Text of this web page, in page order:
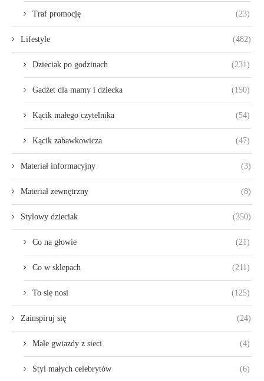
Traf promocję (23)
Lifestyle (482)
Dzieciak po godzinach (231)
Gadżet dla mamy i dziecka (150)
Kącik małego czytelnika (54)
Kącik zabawkowicza (47)
Materiał informacyjny (3)
Materiał zewnętrzny (8)
Stylowy dzieciak (350)
Co na głowie (21)
Co w sklepach (211)
To się nosi (125)
Zainspiruj się (24)
Małe gwiazdy z sieci (4)
Styl małych celebrytów (6)